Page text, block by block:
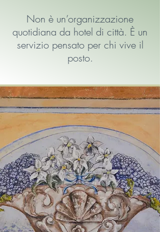
Non è un’organizzazione
quotidiana da hotel di città. È un
servizio pensato per chi vive il
posto.